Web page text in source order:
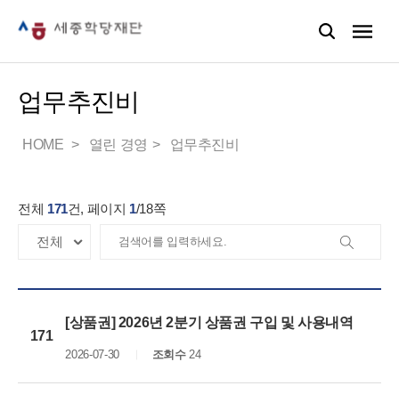
업무추진비
HOME 열린 경영 업무추진비
전체 171건, 페이지 1/18쪽
171
[상품권] 2026년 2분기 상품권 구입 및 사용내역
2026-07-30 조회수24